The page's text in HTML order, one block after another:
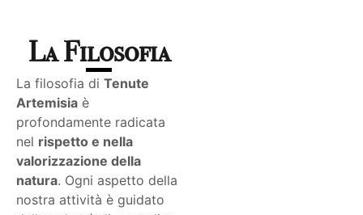
La Filosofia
La filosofia di Tenute
Artemisia è
profondamente radicata
nel rispetto e nella
valorizzazione della
natura. Ogni aspetto della
nostra attività è guidato